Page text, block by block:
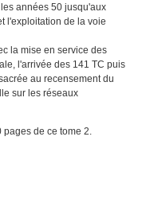
années 50 jusqu'aux
l'exploitation de la voie
la mise en service des
l'arrivée des 141 TC puis
au recensement du
sur les réseaux
pages de ce tome 2.